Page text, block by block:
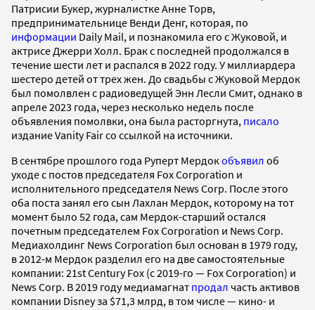
Патрисии Букер, журналистке Анне Торв,
предпринимательнице Венди Денг, которая, по
информации Daily Mail, и познакомила его с Жуковой, и
актрисе Джерри Холл. Брак с последней продолжался в
течение шести лет и распался в 2022 году. У миллиардера
шестеро детей от трех жен. До свадьбы с Жуковой Мердок
был помолвлен с радиоведущей Энн Лесли Смит, однако в
апреле 2023 года, через несколько недель после
объявления помолвки, она была расторгнута, писало
издание Vanity Fair со ссылкой на источники.
В сентябре прошлого года Руперт Мердокобъявил об
уходе с постов председателя Fox Corporation и
исполнительного председателя News Corp. После этого
оба поста занял его сын Лахлан Мердок, которому на тот
момент было 52 года, сам Мердок-старший остался
почетным председателем Fox Corporation и News Corp.
Медиахолдинг News Corporation был основан в 1979 году,
в 2012-м Мердок разделил его на две самостоятельные
компании: 21st Century Fox (с 2019-го — Fox Corporation) и
News Corp. В 2019 году медиамагнат продал часть активов
компании Disney за $71,3 млрд, в том числе — кино- и